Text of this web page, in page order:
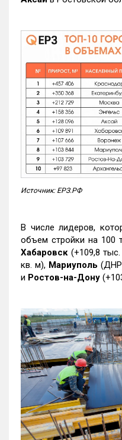
Источник: ЕРЗ.РФ
В числе лидеров,
объем стройки на 100
Хабаровск (+109,8
кв. м), Мариуполь
и Ростов-на-Дону